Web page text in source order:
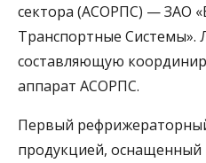
сектора (АСОРПС) — ЗАО
Транспортные Системы».
составляющую
аппарат АСОРПС.
Первый
продукцией,